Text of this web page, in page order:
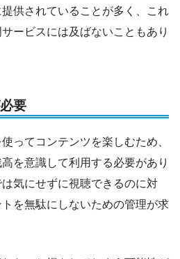
供されていることが多く、これ
ービスには及ばないこともあり
要
ってコンテンツを楽しむため、
を意識して利用する必要があり
気にせずに視聴できるのに対
を無駄にしないための管理が求